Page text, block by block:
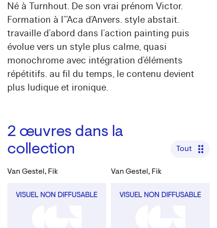
Né à Turnhout. De son vrai prénom Victor.
Formation à l”’Aca d’Anvers. style abstait.
travaille d’abord dans l’action painting puis
évolue vers un style plus calme, quasi
monochrome avec intégration d’éléments
répétitifs. au fil du temps, le contenu devient
plus ludique et ironique.
2 œuvres dans la
collection
Tout
Van Gestel, Fik Van Gestel, Fik